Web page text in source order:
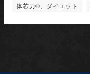
体芯力®︎、ダイエット